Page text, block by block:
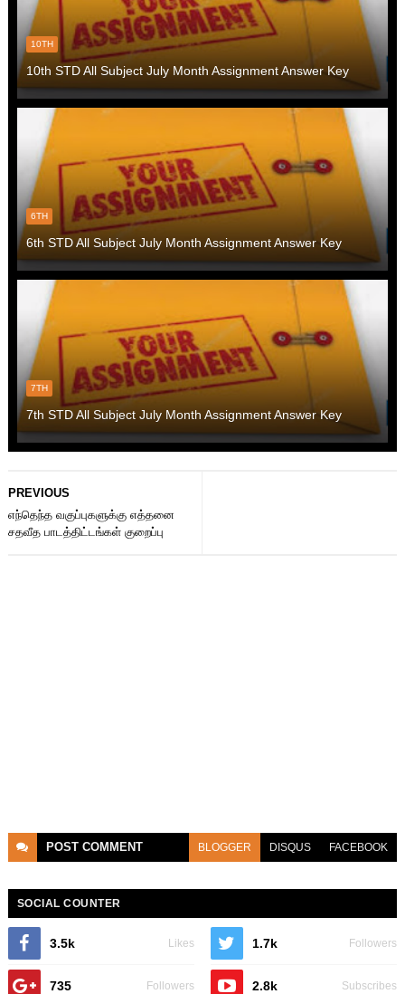
10TH
10th STD All Subject July Month Assignment Answer Key
6TH
6th STD All Subject July Month Assignment Answer Key
7TH
7th STD All Subject July Month Assignment Answer Key
PREVIOUS
எந்தெந்த வகுப்புகளுக்கு எத்தனை
சதவீத பாடத்திட்டங்கள் குறைப்பு
POST COMMENT BLOGGER DISQUS FACEBOOK
SOCIAL COUNTER
3.5k Likes 1.7k Followers
735 Followers 2.8k Subscribes